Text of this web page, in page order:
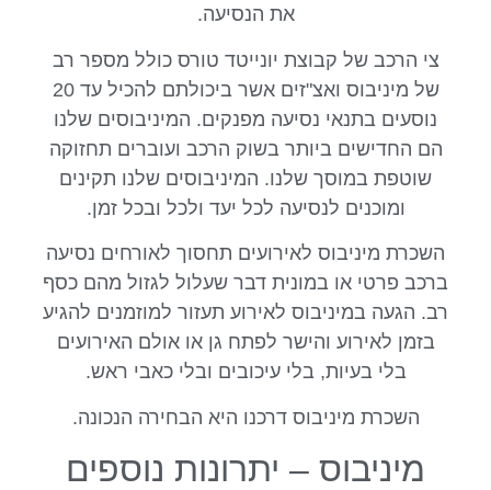
את הנסיעה.
צי הרכב של קבוצת יונייטד טורס כולל מספר רב
של מיניבוס ואצ"זים אשר ביכולתם להכיל עד 20
נוסעים בתנאי נסיעה מפנקים. המיניבוסים שלנו
הם החדישים ביותר בשוק הרכב ועוברים תחזוקה
שוטפת במוסך שלנו. המיניבוסים שלנו תקינים
ומוכנים לנסיעה לכל יעד ולכל ובכל זמן.
השכרת מיניבוס לאירועים תחסוך לאורחים נסיעה
ברכב פרטי או במונית דבר שעלול לגזול מהם כסף
רב. הגעה במיניבוס לאירוע תעזור למוזמנים להגיע
בזמן לאירוע והישר לפתח גן או אולם האירועים
בלי בעיות, בלי עיכובים ובלי כאבי ראש.
השכרת מיניבוס דרכנו היא הבחירה הנכונה.
מיניבוס – יתרונות נוספים